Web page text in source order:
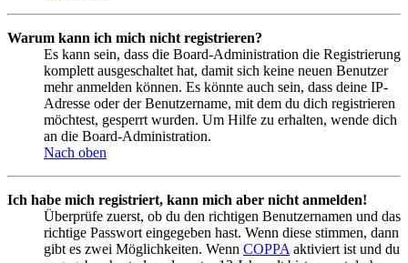
Warum kann ich mich nicht registrieren?
Es kann sein, dass die Board-Administration die Registrierung
komplett ausgeschaltet hat, damit sich keine neuen Benutzer
mehr anmelden können. Es könnte auch sein, dass deine IP-
Adresse oder der Benutzername, mit dem du dich registrieren
möchtest, gesperrt wurden. Um Hilfe zu erhalten, wende dich
an die Board-Administration.
Nach oben
Ich habe mich registriert, kann mich aber nicht anmelden!
Überprüfe zuerst, ob du den richtigen Benutzernamen und das
richtige Passwort eingegeben hast. Wenn diese stimmen, dann
gibt es zwei Möglichkeiten. Wenn COPPA aktiviert ist und du